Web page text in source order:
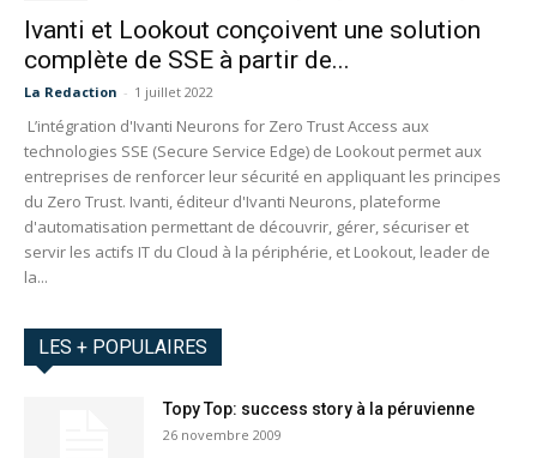
Ivanti et Lookout conçoivent une solution
complète de SSE à partir de...
La Redaction - 1 juillet 2022
L’intégration d'Ivanti Neurons for Zero Trust Access aux
technologies SSE (Secure Service Edge) de Lookout permet aux
entreprises de renforcer leur sécurité en appliquant les principes
du Zero Trust. Ivanti, éditeur d'Ivanti Neurons, plateforme
d'automatisation permettant de découvrir, gérer, sécuriser et
servir les actifs IT du Cloud à la périphérie, et Lookout, leader de
la...
LES + POPULAIRES
Topy Top: success story à la péruvienne
26 novembre 2009